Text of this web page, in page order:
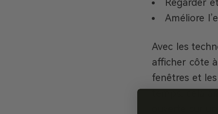
Regarder
Améliore
Avec les
afficher côte
fenêtres et
temps, cela
ouverte sur